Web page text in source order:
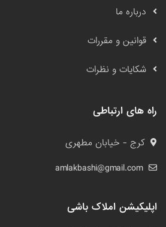
درباره ما
قوانین و مقررات
شکایات و نظرات
راه های ارتباطی
کرج - خیابان مطهری
amlakbashi@gmail.com
اپلیکیشن املاک باشی